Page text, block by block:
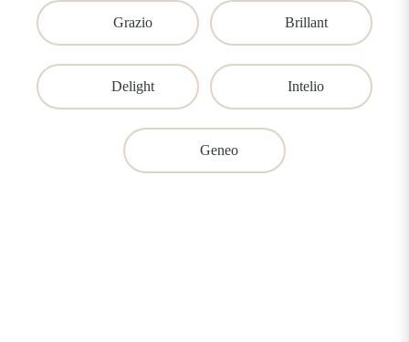
Grazio Brillant
Delight Intelio
Geneo